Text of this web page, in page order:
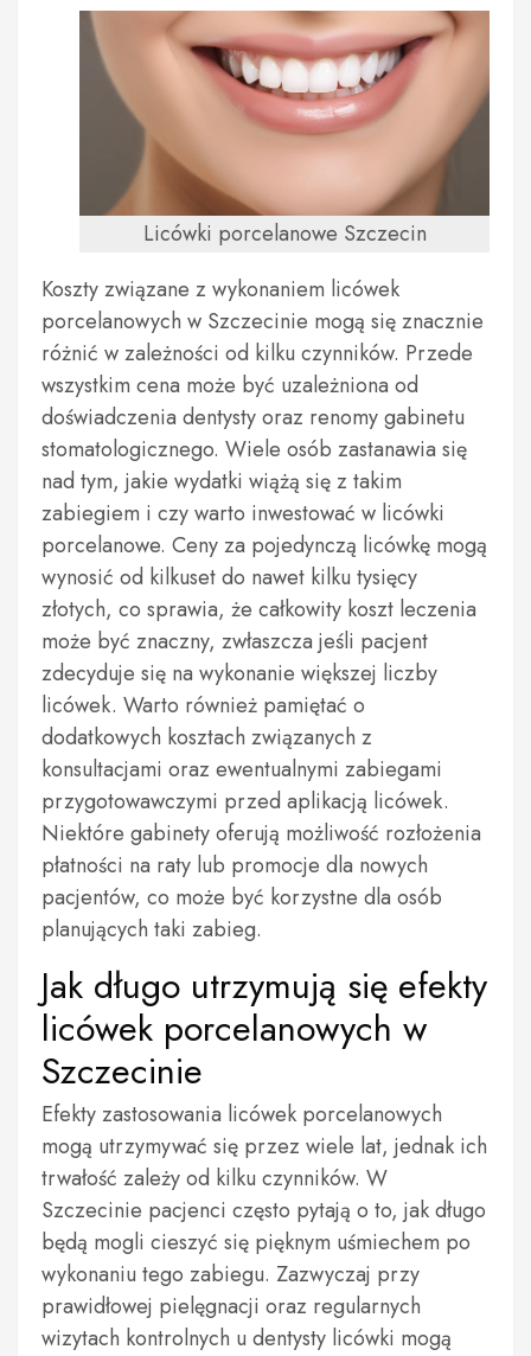
Licówki porcelanowe Szczecin
Koszty związane z wykonaniem licówek
porcelanowych w Szczecinie mogą się znacznie
różnić w zależności od kilku czynników. Przede
wszystkim cena może być uzależniona od
doświadczenia dentysty oraz renomy gabinetu
stomatologicznego. Wiele osób zastanawia się
nad tym, jakie wydatki wiążą się z takim
zabiegiem i czy warto inwestować w licówki
porcelanowe. Ceny za pojedynczą licówkę mogą
wynosić od kilkuset do nawet kilku tysięcy
złotych, co sprawia, że całkowity koszt leczenia
może być znaczny, zwłaszcza jeśli pacjent
zdecyduje się na wykonanie większej liczby
licówek. Warto również pamiętać o
dodatkowych kosztach związanych z
konsultacjami oraz ewentualnymi zabiegami
przygotowawczymi przed aplikacją licówek.
Niektóre gabinety oferują możliwość rozłożenia
płatności na raty lub promocje dla nowych
pacjentów, co może być korzystne dla osób
planujących taki zabieg.
Jak długo utrzymują się efekty
licówek porcelanowych w
Szczecinie
Efekty zastosowania licówek porcelanowych
mogą utrzymywać się przez wiele lat, jednak ich
trwałość zależy od kilku czynników. W
Szczecinie pacjenci często pytają o to, jak długo
będą mogli cieszyć się pięknym uśmiechem po
wykonaniu tego zabiegu. Zazwyczaj przy
prawidłowej pielęgnacji oraz regularnych
wizytach kontrolnych u dentysty licówki mogą